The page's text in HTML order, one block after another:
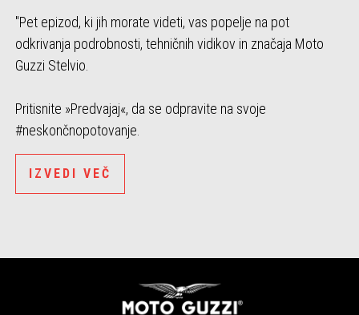
"Pet epizod, ki jih morate videti, vas popelje na pot
odkrivanja podrobnosti, tehničnih vidikov in značaja Moto
Guzzi Stelvio.
Pritisnite »Predvajaj«, da se odpravite na svoje
#neskončnopotovanje.
IZVEDI VEČ